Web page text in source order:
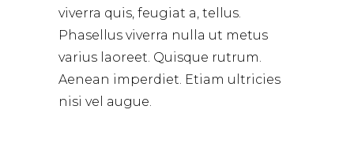
viverra quis, feugiat a, tellus.
Phasellus viverra nulla ut metus
varius laoreet. Quisque rutrum.
Aenean imperdiet. Etiam ultricies
nisi vel augue.